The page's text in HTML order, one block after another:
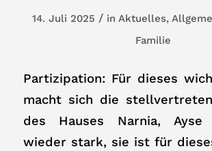
14. Juli 2025 / inAktuelles,
Familie
Partizipation: Für dieses
macht sich die
des Hauses Narnia,
wieder stark, sie ist für